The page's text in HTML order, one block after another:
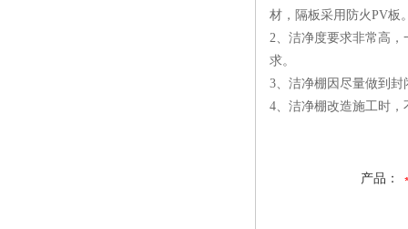
材，隔板采用防火PV板
2、洁净度要求非常高
求。
3、洁净棚因尽量做到
4、洁净棚改造施工时
产品：